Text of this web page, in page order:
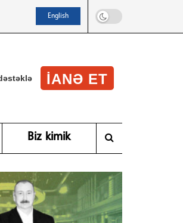
English
IANƏ ET
Biz kimik